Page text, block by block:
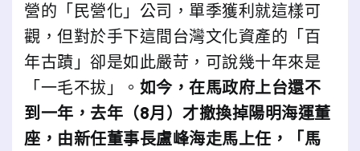
營的「民營化」公司，單季獲利就這樣可
觀，但對於手下這間台灣文化資產的「百
年古蹟」卻是如此嚴苛，可說幾十年來是
「一毛不拔」。 如今，在馬政府上台還不
到一年，去年（8月）才撤換掉陽明海運董
座，由新任董事長盧峰海走馬上任，「馬